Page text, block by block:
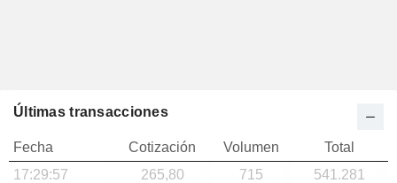
Últimas transacciones
Fecha Cotización Volumen
Total
17:29:57
265,80 715
541.281